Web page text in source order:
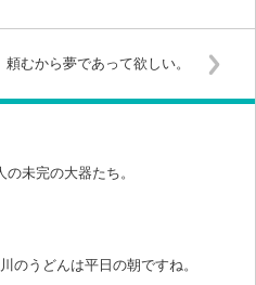
頼むから夢であって欲しい。
の未完の大器たち。
のうどんは平日の朝ですね。